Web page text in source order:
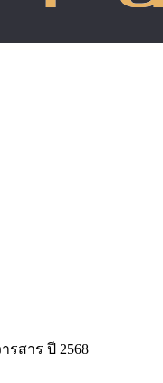
รสาร ปี 2568